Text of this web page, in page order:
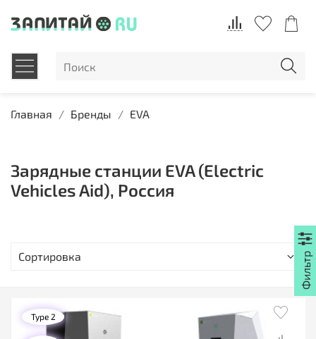
Главная Бренды EVA
Зарядные станции EVA (Electric
Vehicles Aid), Россия
Type 2